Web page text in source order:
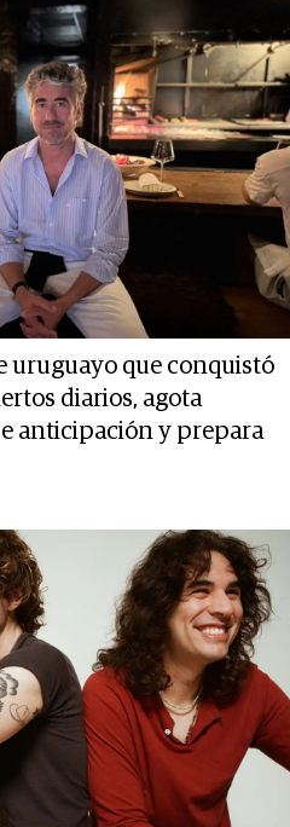
uruguayo que conquistó
diarios, agota
anticipación y prepara